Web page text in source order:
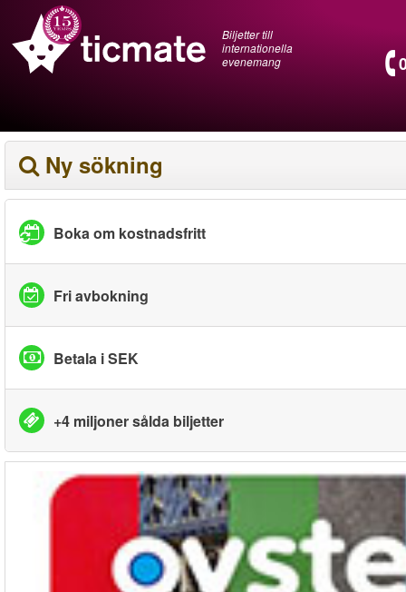
Biljetter till
internationella
evenemang
Ny sökning
Boka om kostnadsfritt
Fri avbokning
Betala i SEK
+4 miljoner sålda biljetter